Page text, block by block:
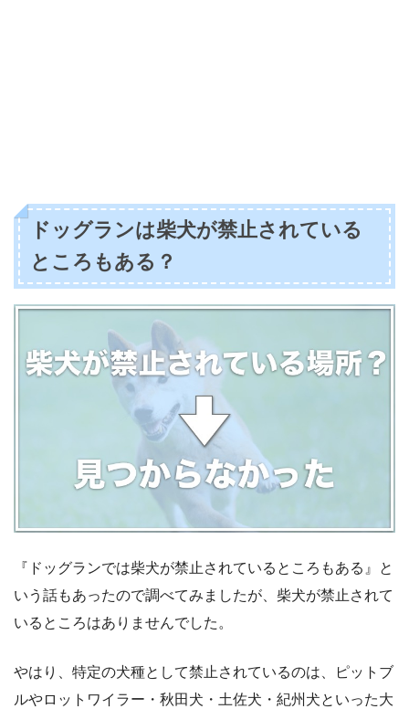
ドッグランは柴犬が禁止されている
ところもある？
『ドッグランでは柴犬が禁止されているところもある』と
いう話もあったので調べてみましたが、柴犬が禁止されて
いるところはありませんでした。
やはり、特定の犬種として禁止されているのは、ピットブ
ルやロットワイラー・秋田犬・土佐犬・紀州犬といった大